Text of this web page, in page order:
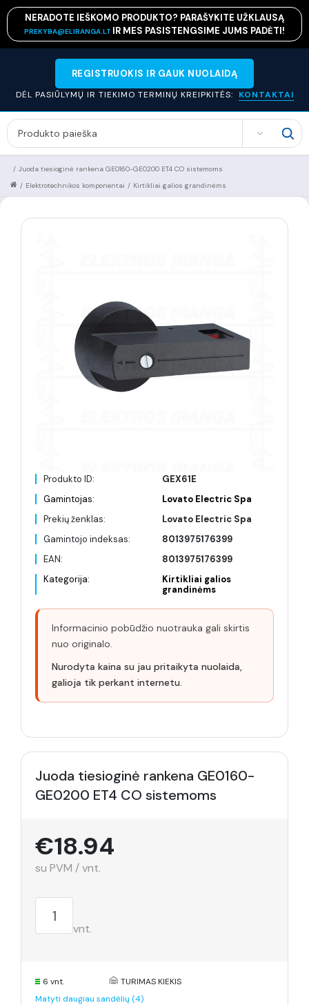
NERADOTE IEŠKOMO PRODUKTO? PARAŠYKITE UŽKLAUSĄ
PREKYBA@ELIRANGA.LT IR MES PASISTENGSIME JUMS PADĖTI!
REGISTRUOKIS IR GAUK NUOLAIDĄ
DĖL PASIŪLYMŲ IR TIEKIMO TERMINŲ KREIPKITĖS: KONTAKTAI
SEARCH
Juoda tiesioginė rankena GE0160-GE0200 ET4 CO sistemoms
/
Kirtikliai galios grandinėms
/
Elektrotechnikos komponentai
/
Produkto ID:
GEX61E
Gamintojas:
Lovato Electric Spa
Prekių ženklas:
Lovato Electric Spa
Gamintojo indeksas:
8013975176399
EAN:
8013975176399
Kategorija:
Kirtikliai galios
grandinėms
Informacinio pobūdžio nuotrauka gali skirtis
nuo originalo.
Nurodyta kaina su jau pritaikyta nuolaida,
galioja tik perkant internetu.
Juoda tiesioginė rankena GE0160-
GE0200 ET4 CO sistemoms
€18.94
su PVM / vnt.
vnt.
6 vnt.
TURIMAS KIEKIS
Matyti daugiau sandėlių (4)